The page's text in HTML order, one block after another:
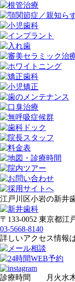
江戸川区小岩の新井
〒133-0052 東京都江
03-5668-8140
詳しいアクセス情報
診療時間 月 火水